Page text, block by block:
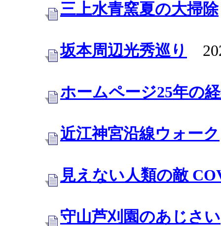
三上水青窯夏の大掃除
坂本周辺光秀巡り
ホームページ25年の
近江神宮沿線ウォーク
見えない人類の敵
守山芦刈園のあじさい